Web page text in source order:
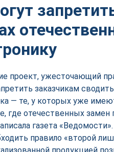
проект, ужесточающий
заказчикам
— те, у которых уже
где отечественных замен
газета «Ведомости».
правило «второй